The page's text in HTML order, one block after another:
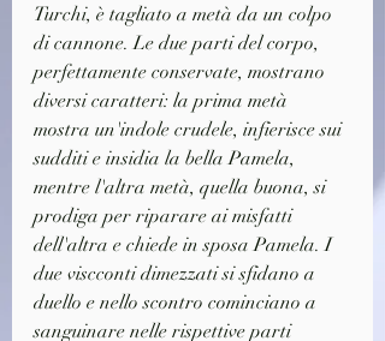
Turchi, è tagliato a metà da un colpo
di cannone. Le due parti del corpo,
perfettamente conservate, mostrano
diversi caratteri: la prima metà
mostra un'indole crudele, infierisce sui
sudditi e insidia la bella Pamela,
mentre l'altra metà, quella buona, si
prodiga per riparare ai misfatti
dell'altra e chiede in sposa Pamela. I
due viscconti dimezzati si sfidano a
duello e nello scontro cominciano a
sanguinare nelle rispettive parti